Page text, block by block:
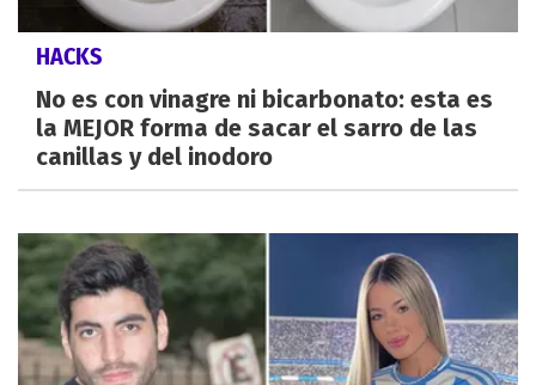
HACKS
No es con vinagre ni bicarbonato: esta es
la MEJOR forma de sacar el sarro de las
canillas y del inodoro